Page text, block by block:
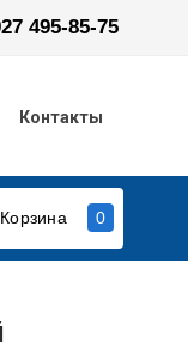
495-85-75
Контакты
Корзина 0